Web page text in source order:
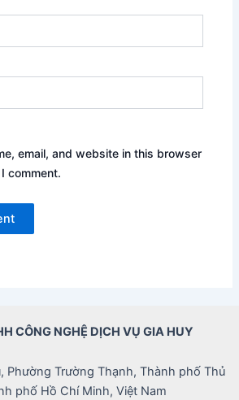
email, and website in this browser
comment.
CÔNG NGHỆ DỊCH VỤ GIA HUY
Phường Trường Thạnh, Thành phố Thủ
phố Hồ Chí Minh, Việt Nam